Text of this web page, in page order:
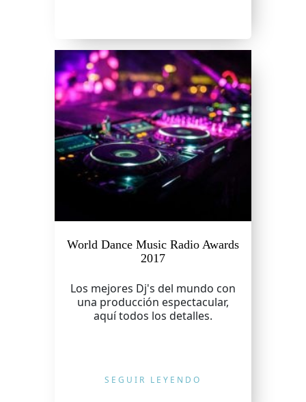
World Dance Music Radio Awards
2017
Los mejores Dj's del mundo con
una producción espectacular,
aquí todos los detalles.
SEGUIR LEYENDO